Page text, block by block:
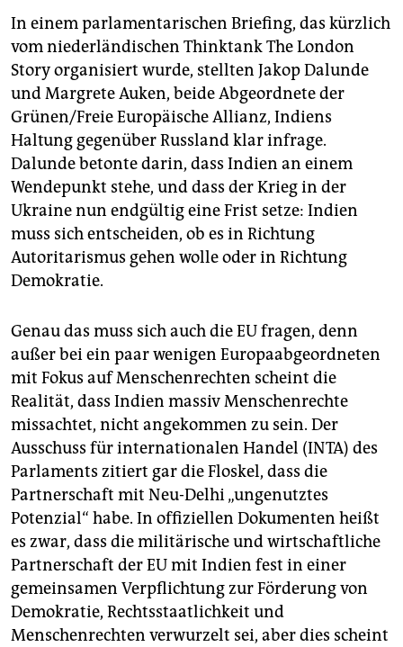
In einem parlamentarischen Briefing, das kürzlich
vom niederländischen Thinktank The London
Story organisiert wurde, stellten Jakop Dalunde
und Margrete Auken, beide Abgeordnete der
Grünen/Freie Europäische Allianz, Indiens
Haltung gegenüber Russland klar infrage.
Dalunde betonte darin, dass Indien an einem
Wendepunkt stehe, und dass der Krieg in der
Ukraine nun endgültig eine Frist setze: Indien
muss sich entscheiden, ob es in Richtung
Autoritarismus gehen wolle oder in Richtung
Demokratie.
Genau das muss sich auch die EU fragen, denn
außer bei ein paar wenigen Europaabgeordneten
mit Fokus auf Menschenrechten scheint die
Realität, dass Indien massiv Menschenrechte
missachtet, nicht angekommen zu sein. Der
Ausschuss für internationalen Handel (INTA) des
Parlaments zitiert gar die Floskel, dass die
Partnerschaft mit Neu-Delhi „ungenutztes
Potenzial“ habe. In offiziellen Dokumenten heißt
es zwar, dass die militärische und wirtschaftliche
Partnerschaft der EU mit Indien fest in einer
gemeinsamen Verpflichtung zur Förderung von
Demokratie, Rechtsstaatlichkeit und
Menschenrechten verwurzelt sei, aber dies scheint